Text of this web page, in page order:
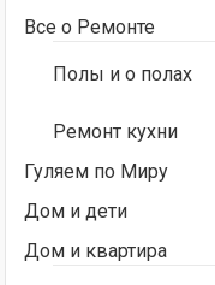
Все о Ремонте
Полы и о полах
Ремонт кухни
Гуляем по Миру
Дом и дети
Дом и квартира